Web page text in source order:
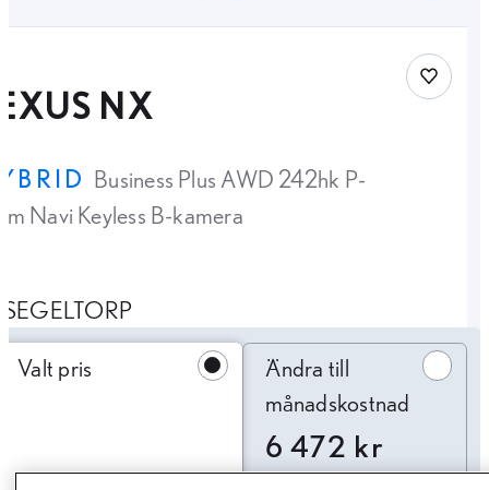
NX
Business Plus AWD 242hk P-
Navi Keyless B-kamera
Spara
SEGELTORP
Valt pris
Ändra till
månadskostnad
6 472 kr